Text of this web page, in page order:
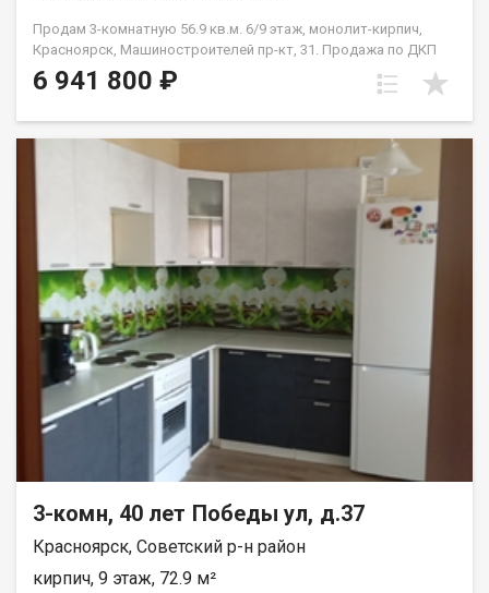
Продам 3-комнатную 56.9 кв.м. 6/9 этаж, монолит-кирпич,
Красноярск, Машиностроителей пр-кт, 31. Продажа по ДКП
НЕ ОТ ЗАСТРОЙЩИКА
6 941 800 ₽
3-комн, 40 лет Победы ул, д.37
Красноярск, Советский р-н район
кирпич, 9 этаж, 72.9 м²